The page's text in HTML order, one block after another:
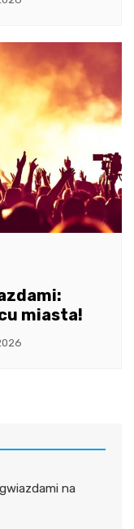
miasta!
na